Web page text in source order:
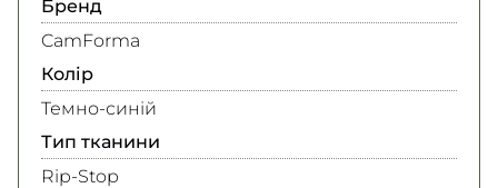
Бренд
CamForma
Колір
Темно-синій
Тип тканини
Rip-Stop